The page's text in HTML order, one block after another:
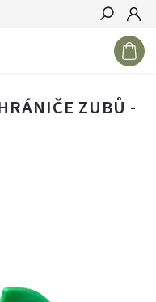
Hledat
ZUBŮ -